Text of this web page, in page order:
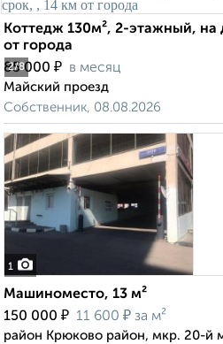
2/8
Коттедж 130м², 2-этажный, на
от города
85 000 ₽ в месяц
Майский проезд
Собственник, 08.08.2026
1
Машиноместо, 13 м²
150 000 ₽ 11 600 ₽ за м²
район Крюково район, мкр. 20-й